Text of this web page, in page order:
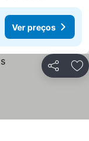
Ver preços
Partilhar